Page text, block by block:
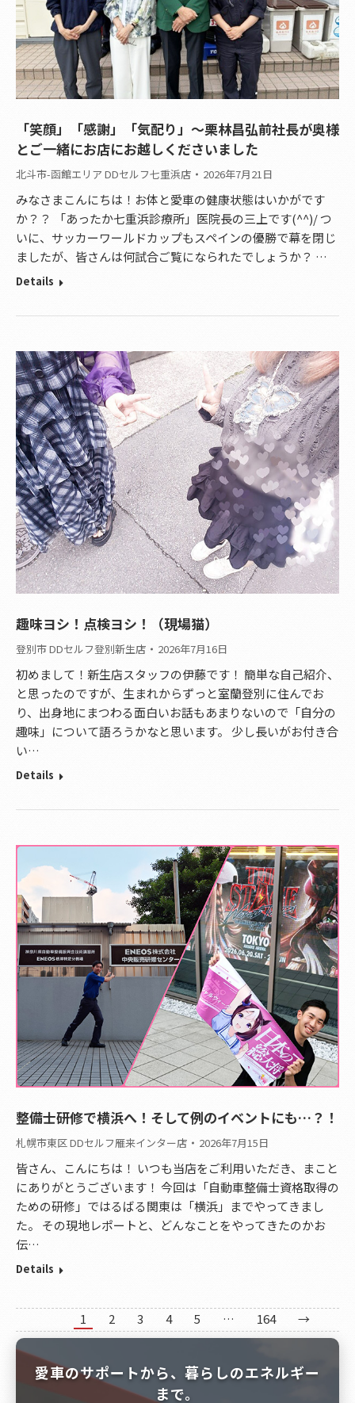
「笑顔」「感謝」「気配り」～栗林昌弘前社長が奥様
とご一緒にお店にお越しくださいました
北斗市-函館エリア DDセルフ七重浜店 2026年7月21日
みなさまこんにちは！お体と愛車の健康状態はいかがです
か？？ 「あったか七重浜診療所」医院長の三上です(^^)/ つ
いに、サッカーワールドカップもスペインの優勝で幕を閉じ
ましたが、皆さんは何試合ご覧になられたでしょうか？ …
Details
趣味ヨシ！点検ヨシ！（現場猫）
登別市 DDセルフ登別新生店 2026年7月16日
初めまして！新生店スタッフの伊藤です！ 簡単な自己紹介、
と思ったのですが、生まれからずっと室蘭登別に住んでお
り、出身地にまつわる面白いお話もあまりないので「自分の
趣味」について語ろうかなと思います。 少し長いがお付き合
い…
Details
整備士研修で横浜へ！そして例のイベントにも…？！
札幌市東区 DDセルフ雁来インター店 2026年7月15日
皆さん、こんにちは！ いつも当店をご利用いただき、まこと
にありがとうございます！ 今回は「自動車整備士資格取得の
ための研修」ではるばる関東は「横浜」までやってきまし
た。 その現地レポートと、どんなことをやってきたのかお
伝…
Details
1 2 3 4 5 … 164 →
愛車のサポートから、暮らしのエネルギー
まで。